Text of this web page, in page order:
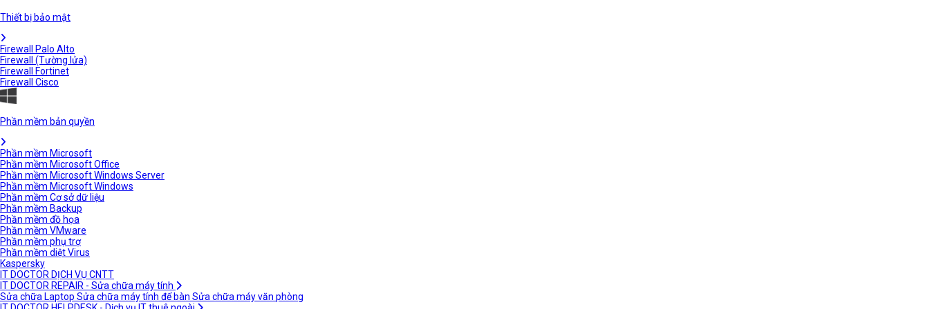
Thiết bị bảo mật
Firewall Palo Alto
Firewall (Tường lửa)
Firewall Fortinet
Firewall Cisco
Phần mềm bản quyền
Phần mềm Microsoft
Phần mềm Microsoft Office
Phần mềm Microsoft Windows Server
Phần mềm Microsoft Windows
Phần mềm Cơ sở dữ liệu
Phần mềm Backup
Phần mềm đồ họa
Phần mềm VMware
Phần mềm phụ trợ
Phần mềm diệt Virus
Kaspersky
IT DOCTOR DỊCH VỤ CNTT
IT DOCTOR REPAIR - Sửa chữa máy tính
Sửa chữa Laptop Sửa chữa máy tính để bàn Sửa chữa máy văn phòng